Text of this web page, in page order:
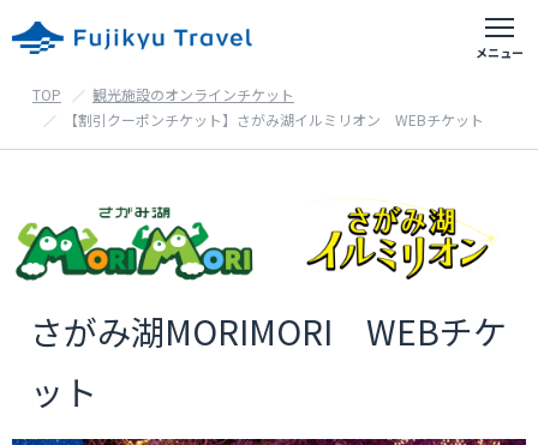
富士急おすすめアクティビティ
首都圏出発の旅行
東京都・神奈川県・埼玉県・千葉県等
山梨県出発の旅行
TOP
観光施設のオンラインチケット
【割引クーポンチケット】さがみ湖イルミリオン WEBチケット
さがみ湖MORIMORI WEBチケ
ット